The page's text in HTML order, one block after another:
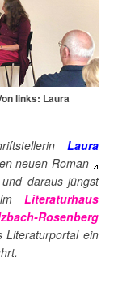
links: Laura
Laura
neuen Roman
daraus jüngst
Literaturhaus
Rosenberg
ein